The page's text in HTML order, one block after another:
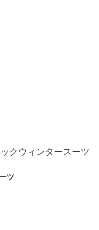
ツ
クウィンタースーツ